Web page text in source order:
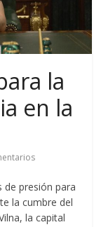
la
en la
de presión para
la cumbre del
la capital